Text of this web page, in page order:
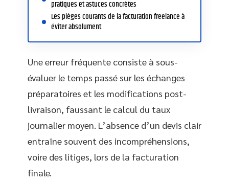
pratiques et astuces concrètes
Les pièges courants de la facturation freelance à
éviter absolument
Une erreur fréquente consiste à sous-
évaluer le temps passé sur les échanges
préparatoires et les modifications post-
livraison, faussant le calcul du taux
journalier moyen. L’absence d’un devis clair
entraîne souvent des incompréhensions,
voire des litiges, lors de la facturation
finale.